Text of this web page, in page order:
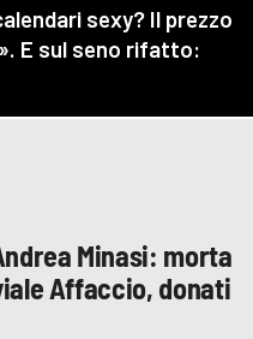
Minasi: morta
Affaccio, donati